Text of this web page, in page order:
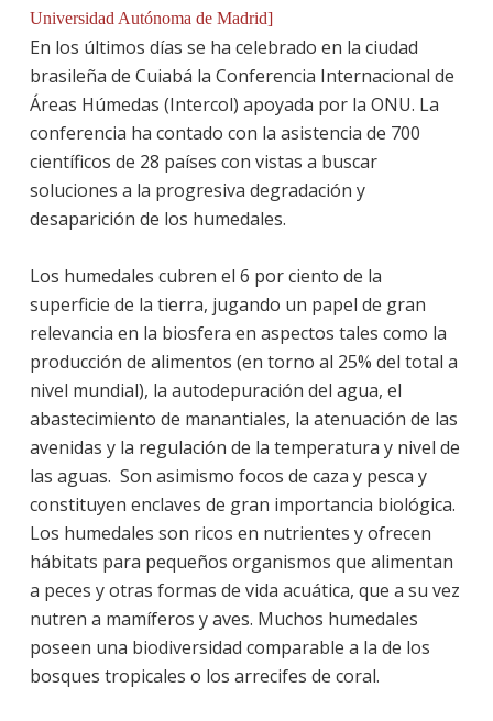
Universidad Autónoma de Madrid]
En los últimos días se ha celebrado en la ciudad
brasileña de Cuiabá la Conferencia Internacional de
Áreas Húmedas (Intercol) apoyada por la ONU. La
conferencia ha contado con la asistencia de 700
científicos de 28 países con vistas a buscar
soluciones a la progresiva degradación y
desaparición de los humedales.
Los humedales cubren el 6 por ciento de la
superficie de la tierra, jugando un papel de gran
relevancia en la biosfera en aspectos tales como la
producción de alimentos (en torno al 25% del total a
nivel mundial), la autodepuración del agua, el
abastecimiento de manantiales, la atenuación de las
avenidas y la regulación de la temperatura y nivel de
las aguas. Son asimismo focos de caza y pesca y
constituyen enclaves de gran importancia biológica.
Los humedales son ricos en nutrientes y ofrecen
hábitats para pequeños organismos que alimentan
a peces y otras formas de vida acuática, que a su vez
nutren a mamíferos y aves. Muchos humedales
poseen una biodiversidad comparable a la de los
bosques tropicales o los arrecifes de coral.